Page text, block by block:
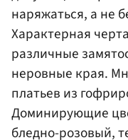
наряжаться, а не
Характерная
различные
неровные края.
платьев из
Доминирующие
бледно-розовый,